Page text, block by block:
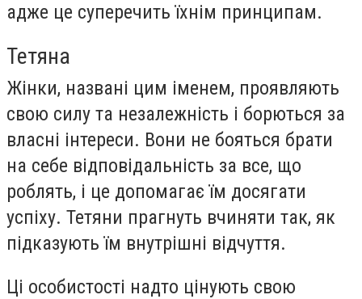
адже це суперечить їхнім принципам.
Тетяна
Жінки, названі цим іменем, проявляють
свою силу та незалежність і борються за
власні інтереси. Вони не бояться брати
на себе відповідальність за все, що
роблять, і це допомагає їм досягати
успіху. Тетяни прагнуть вчиняти так, як
підказують їм внутрішні відчуття.
Ці особистості надто цінують свою